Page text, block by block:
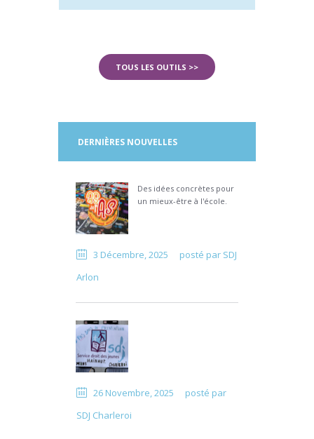
TOUS LES OUTILS >>
DERNIÈRES NOUVELLES
Des idées concrètes pour
un mieux-être à l'école.
3 Décembre, 2025 posté par SDJ
Arlon
26 Novembre, 2025
posté par
SDJ Charleroi